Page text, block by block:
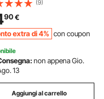
MPa con Filtro Olio-Umidità
Display Pressione
0-24,82 MPa
(9)
90€
extra di 4% con coupon
non appena Gio.
13
Aggiungi al carrello